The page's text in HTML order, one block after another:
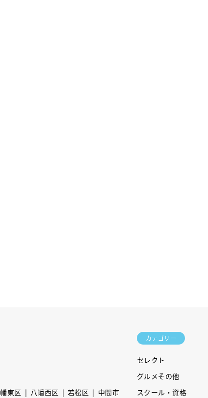
東区 八幡西区 若松区
中間市
カテゴリー
セレクト
グルメその他
スクール・資格